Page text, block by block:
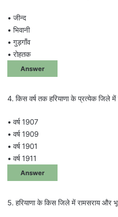
• जीन्द
• भिवानी
• गुड़गाँव
• रोहतक
Answer
4. किस वर्ष तक हरियाणा के प्रत्येक जिले में
• वर्ष 1907
• वर्ष 1909
• वर्ष 1901
• वर्ष 1911
Answer
5. हरियाणा के किस जिले में रामसराय और